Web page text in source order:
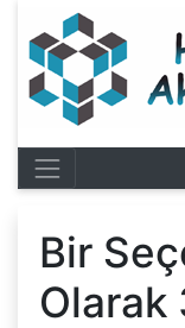
Bir
Olarak